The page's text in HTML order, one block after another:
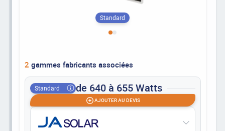
Standard
2 gammes fabricants associées
Standard de 640 à 655 Watts
AJOUTER AU DEVIS